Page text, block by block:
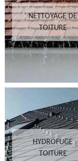
NETTOYAGE DE
TOITURE
HYDROFUGE
TOITURE